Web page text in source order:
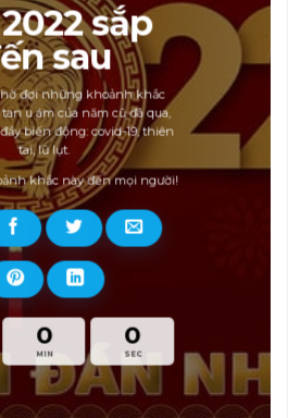
sắp
sau
đợi những khoảnh khắc
u ám của năm cũ đã qua,
biến động: covid-19, thiên
tai, lũ lụt.
khắc này đến mọi người!
0
MIN
0
SEC